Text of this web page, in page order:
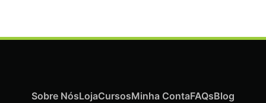
Sobre NósLojaCursosMinha ContaFAQsBlog